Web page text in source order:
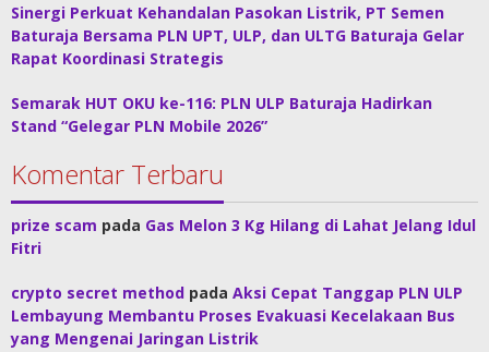
Sinergi Perkuat Kehandalan Pasokan Listrik, PT Semen
Baturaja Bersama PLN UPT, ULP, dan ULTG Baturaja Gelar
Rapat Koordinasi Strategis
Semarak HUT OKU ke-116: PLN ULP Baturaja Hadirkan
Stand “Gelegar PLN Mobile 2026”
Komentar Terbaru
prize scam pada Gas Melon 3 Kg Hilang di Lahat Jelang Idul
Fitri
crypto secret method pada Aksi Cepat Tanggap PLN ULP
Lembayung Membantu Proses Evakuasi Kecelakaan Bus
yang Mengenai Jaringan Listrik